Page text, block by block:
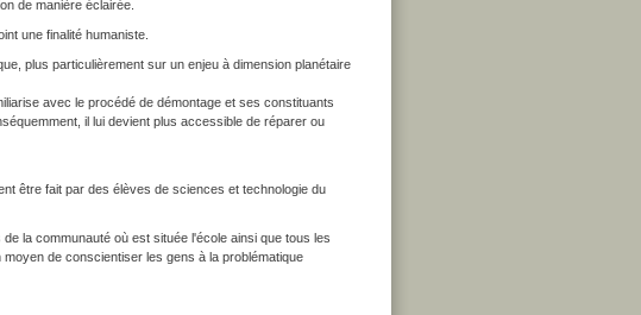
de manière éclairée.
une finalité humaniste.
plus particulièrement sur un enjeu à dimension planétaire
avec le procédé de démontage et ses constituants
il lui devient plus accessible de réparer ou
être fait par des élèves de sciences et technologie du
la communauté où est située l'école ainsi que tous les
de conscientiser les gens à la problématique